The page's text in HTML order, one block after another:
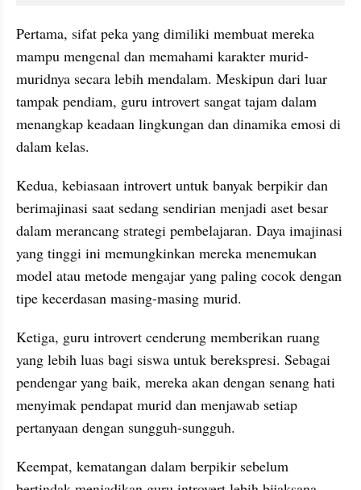
Pertama, sifat peka yang dimiliki membuat mereka
mampu mengenal dan memahami karakter murid-
muridnya secara lebih mendalam. Meskipun dari luar
tampak pendiam, guru introvert sangat tajam dalam
menangkap keadaan lingkungan dan dinamika emosi di
dalam kelas.
Kedua, kebiasaan introvert untuk banyak berpikir dan
berimajinasi saat sedang sendirian menjadi aset besar
dalam merancang strategi pembelajaran. Daya imajinasi
yang tinggi ini memungkinkan mereka menemukan
model atau metode mengajar yang paling cocok dengan
tipe kecerdasan masing-masing murid.
Ketiga, guru introvert cenderung memberikan ruang
yang lebih luas bagi siswa untuk berekspresi. Sebagai
pendengar yang baik, mereka akan dengan senang hati
menyimak pendapat murid dan menjawab setiap
pertanyaan dengan sungguh-sungguh.
Keempat, kematangan dalam berpikir sebelum